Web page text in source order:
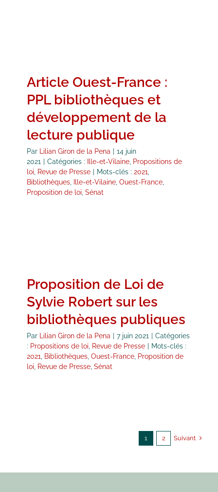
Article Ouest-France :
PPL bibliothèques et
développement de la
lecture publique
Par Lilian Giron de la Pena
14 juin
2021
Catégories : Ille-et-Vilaine Propositions de
loi
Revue de Presse Mots-clés : 2021
Bibliothèques
Ille-et-Vilaine Ouest-France
Proposition de loi Sénat
Proposition de Loi de
Sylvie Robert sur les
bibliothèques publiques
Par Lilian Giron de la Pena 7 juin 2021
Catégories
: Propositions de loi Revue de Presse
Mots-clés :
2021
Bibliothèques Ouest-France Proposition de
loi
Revue de Presse Sénat
1 2 Suivant